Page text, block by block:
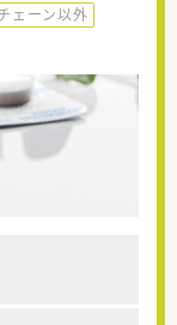
ェーン以外